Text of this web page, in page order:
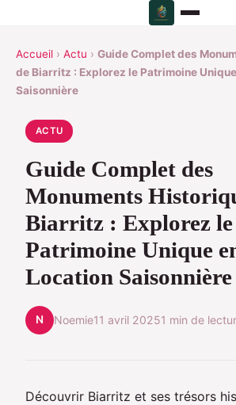
Accueil › Actu › Guide Complet des
de Biarritz : Explorez le Patrimoine
Saisonnière
ACTU
Guide Complet des
Monuments
Biarritz : Explorez le
Patrimoine Unique
Location Saisonnière
N Noemie11 avril 20251 min de
Découvrir Biarritz et ses trésors